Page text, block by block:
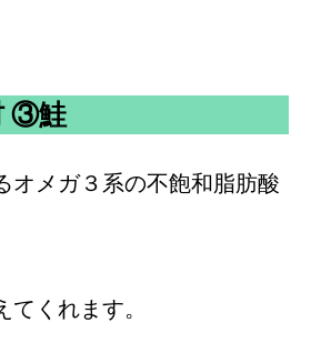
③鮭
オメガ３系の不飽和脂肪酸
くれます。